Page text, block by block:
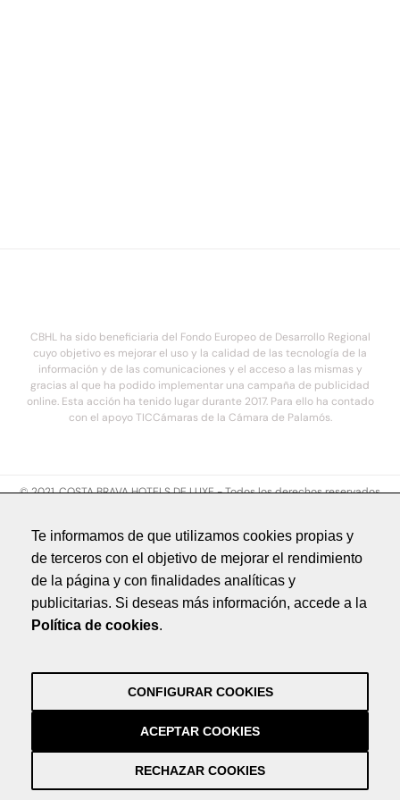
CBHL ha sido beneficiaria del Fondo Europeo de Desarrollo Regional
cuyo objetivo es mejorar el uso y la calidad de las tecnología de la
información y de las comunicaciones y el acceso a las mismas y
gracias al que ha podido implementar una campaña de publicidad
online. Esta acción ha tenido lugar durante 2017. Para ello ha contado
con el apoyo TICCámaras de la Cámara de Palamós.
© 2021. COSTA BRAVA HOTELS DE LUXE - Todos los derechos reservados
Aviso legal
Política de privacidad
Política de cookies
by NEORG
Política de cookies
Te informamos de que utilizamos cookies propias y
de terceros con el objetivo de mejorar el rendimiento
de la página y con finalidades analíticas y
publicitarias. Si deseas más información, accede a la
Política de cookies.
CONFIGURAR COOKIES
RECHAZAR COOKIES
ACEPTAR COOKIES